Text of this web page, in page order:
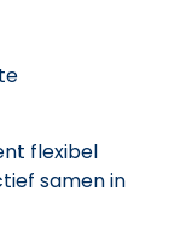
flexibel
samen in